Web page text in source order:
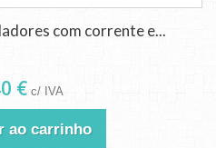
com corrente e...
€ c/ IVA
ao carrinho